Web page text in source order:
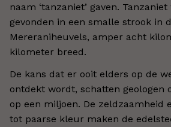
naam ‘tanzaniet’ gaven.
gevonden in een smalle strook in
Mereraniheuvels, amper acht
kilometer breed.
De kans dat er ooit elders op de
ontdekt wordt, schatten geologen
op een miljoen. De zeldzaamheid
tot paarse kleur maken de